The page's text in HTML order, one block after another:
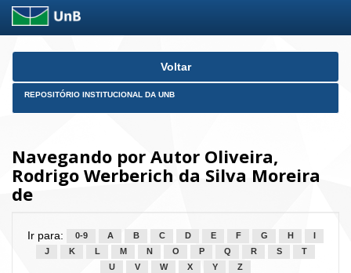
Skip
Voltar
REPOSITÓRIO INSTITUCIONAL DA UNB
Navegando por Autor Oliveira,
Rodrigo Werberich da Silva Moreira
de
Ir para: 0-9 A B C D E F G H
J
K L M N O P Q R S
T
U
V W X Y Z